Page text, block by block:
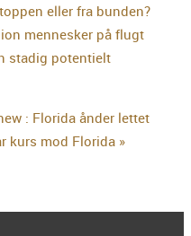
eller fra bunden?
mennesker på flugt
stadig potentielt
: Florida ånder lettet
kurs mod Florida »